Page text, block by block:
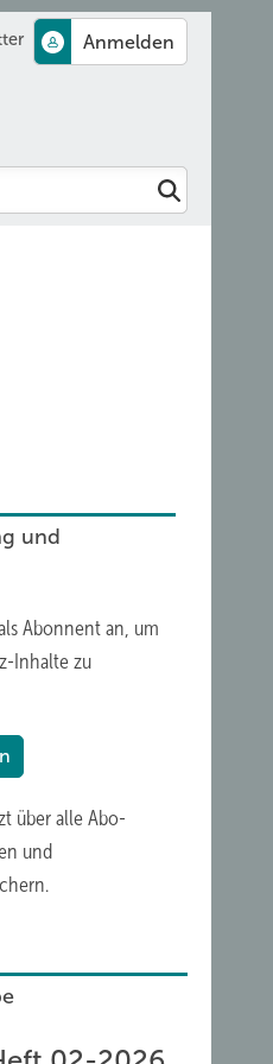
und
Abonnent an, um
Inhalte zu
über alle Abo-
und